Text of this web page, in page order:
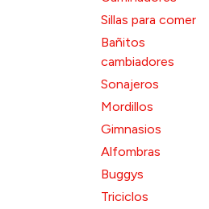
Sillas para comer
Bañitos
cambiadores
Sonajeros
Mordillos
Gimnasios
Alfombras
Buggys
Triciclos